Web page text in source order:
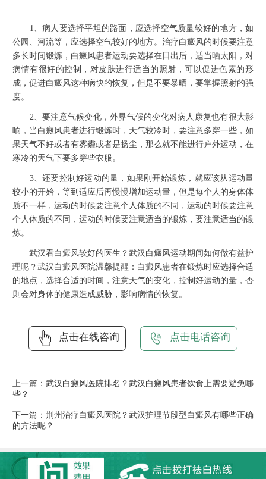
1、病人要选择平坦的路面，应选择空气质量较好的地方，如
公园、河流等，应选择空气较好的地方。治疗白癜风的时候要注意
多长时间锻炼，白癜风患者运动要选择在日出后，适当晒太阳，对
病情有很好的控制，对皮肤进行适当的照射，可以促进色素的形
成，促进白癜风这种病快的恢复，但是不要暴晒，要掌握照射的强
度。
2、要注意气候变化，外界气候的变化对病人康复也有很大影
响，当白癜风患者进行锻炼时，天气较冷时，要注意多穿一些，如
果天气不好或者有雾霾或者是扬尘，那么就不能进行户外运动，在
寒冷的天气下要多穿些衣服。
3、还要控制好运动的量，如果刚开始锻炼，就应该从运动量
较小的开始，等到适应后再慢慢增加运动量，但是每个人的身体体
质不一样，运动的时候要注意个人体质的不同，运动的时候要注意
个人体质的不同，运动的时候要注意适当的锻炼，要注意适当的锻
炼。
武汉看白癜风较好的医生？武汉白癜风运动期间如何做有益护
理呢？ 武汉白癜风医院温馨提醒：白癜风患者在锻炼时应选择合适
的地点，选择合适的时间，注意天气的变化，控制好运动的量，否
则会对身体的健康造成威胁，影响病情的恢复。
点击在线咨询 点击电话咨询
上一篇： 武汉白癜风医院排名？武汉白癜风患者饮食上需要避免哪
些？
下一篇： 荆州治疗白癜风医院？武汉护理节段型白癜风有哪些正确
的方法呢？